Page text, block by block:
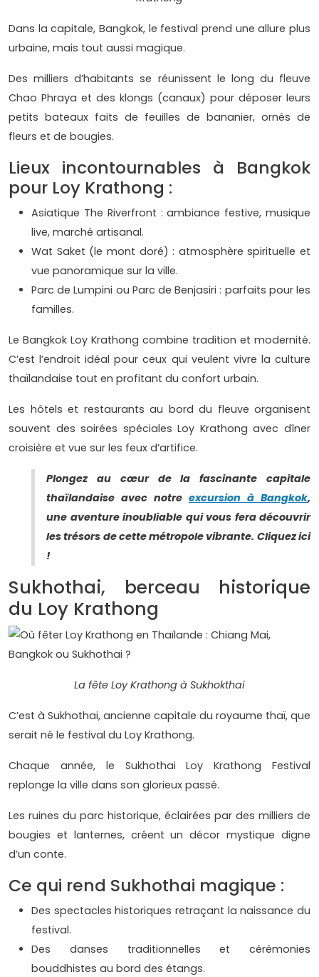
Dans la capitale, Bangkok, le festival prend une allure plus
urbaine, mais tout aussi magique.
Des milliers d’habitants se réunissent le long du fleuve
Chao Phraya et des klongs (canaux) pour déposer leurs
petits bateaux faits de feuilles de bananier, ornés de
fleurs et de bougies.
Lieux incontournables à Bangkok
pour Loy Krathong :
Asiatique The Riverfront : ambiance festive, musique
live, marché artisanal.
Wat Saket (le mont doré) : atmosphère spirituelle et
vue panoramique sur la ville.
Parc de Lumpini ou Parc de Benjasiri : parfaits pour les
familles.
Le Bangkok Loy Krathong combine tradition et modernité.
C’est l’endroit idéal pour ceux qui veulent vivre la culture
thaïlandaise tout en profitant du confort urbain.
Les hôtels et restaurants au bord du fleuve organisent
souvent des soirées spéciales Loy Krathong avec dîner
croisière et vue sur les feux d’artifice.
Plongez au cœur de la fascinante capitale
thaïlandaise avec notre excursion à Bangkok,
une aventure inoubliable qui vous fera découvrir
les trésors de cette métropole vibrante. Cliquez ici
!
Sukhothai, berceau historique
du Loy Krathong
La fête Loy Krathong à Sukhokthai
C’est à Sukhothai, ancienne capitale du royaume thaï, que
serait né le festival du Loy Krathong.
Chaque année, le Sukhothai Loy Krathong Festival
replonge la ville dans son glorieux passé.
Les ruines du parc historique, éclairées par des milliers de
bougies et lanternes, créent un décor mystique digne
d’un conte.
Ce qui rend Sukhothai magique :
Des spectacles historiques retraçant la naissance du
festival.
Des danses traditionnelles et cérémonies
bouddhistes au bord des étangs.